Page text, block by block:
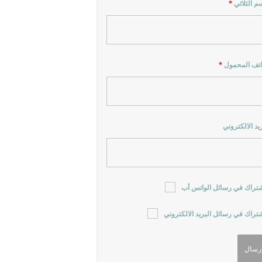
الثلاثي *
المحمول *
الالكتروني
في رسائل الواتس أب
في رسائل البريد الالكتروني